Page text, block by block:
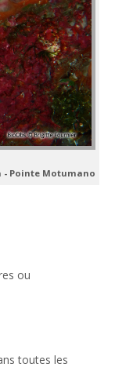
- Pointe Motumano
ou
toutes les